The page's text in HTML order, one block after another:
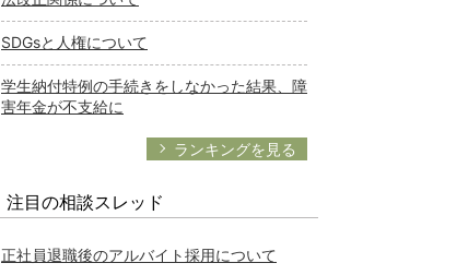
SDGsと人権について
学生納付特例の手続きをしなかった結果、障
害年金が不支給に
ランキングを見る
注目の相談スレッド
正社員退職後のアルバイト採用について